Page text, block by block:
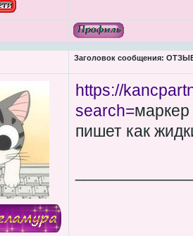
Заголовок сообщения:
https://
search=маркер
пишет как